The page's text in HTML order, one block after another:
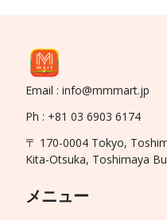
Email : info@mmmart.jp
Ph : +81 03 6903 6174
〒 170-0004 Tokyo,
Kita-Otsuka, Toshimaya
メニュー